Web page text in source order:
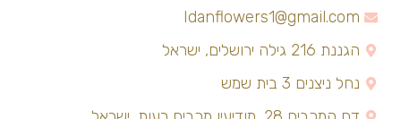
Idanflowers1@gmail.com
הגננת 216 גילה ירושלים, ישראל
נחל ניצנים 3 בית שמש